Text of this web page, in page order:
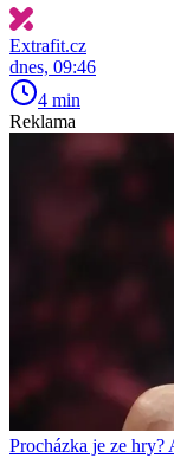
Extrafit.cz
dnes, 09:46
4 min
Reklama
Procházka je ze hry?